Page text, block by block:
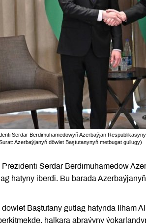
Serdar Berdimuhamedowyň Azerbaýjan
Azerbaýjanyň döwlet Baştutanynyň metbugat gullugy)
Serdar Berdimuhamedow
hatyny iberdi. Bu barada
Baştutany gutlag hatynda Ilham
halkara abraýyny